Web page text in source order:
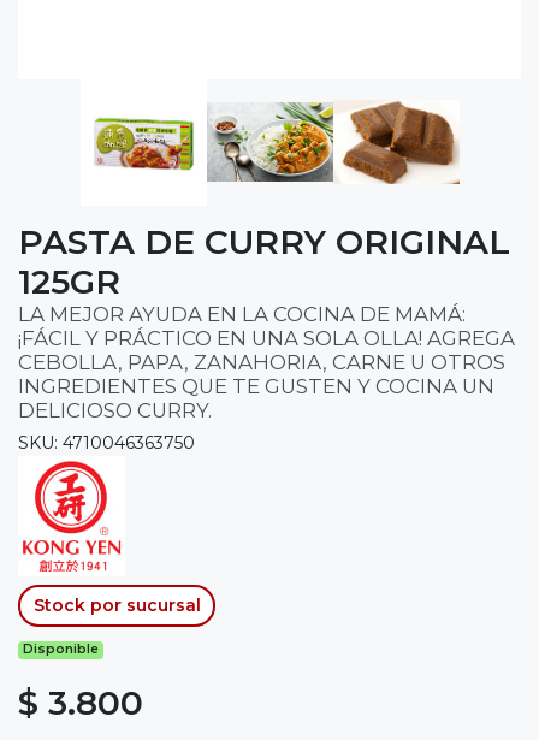
PASTA DE CURRY ORIGINAL
125GR
LA MEJOR AYUDA EN LA COCINA DE MAMÁ:
¡FÁCIL Y PRÁCTICO EN UNA SOLA OLLA! AGREGA
CEBOLLA, PAPA, ZANAHORIA, CARNE U OTROS
INGREDIENTES QUE TE GUSTEN Y COCINA UN
DELICIOSO CURRY.
SKU: 4710046363750
Stock por sucursal
Disponible
$ 3.800